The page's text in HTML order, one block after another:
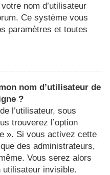
nom d’utilisateur
Ce système vous
paramètres et toutes
nom d’utilisateur de
?
l’utilisateur, sous
trouverez l’option
». Si vous activez cette
des administrateurs,
Vous serez alors
utilisateur invisible.